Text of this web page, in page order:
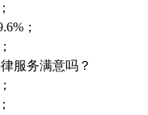
；
服务满意吗？